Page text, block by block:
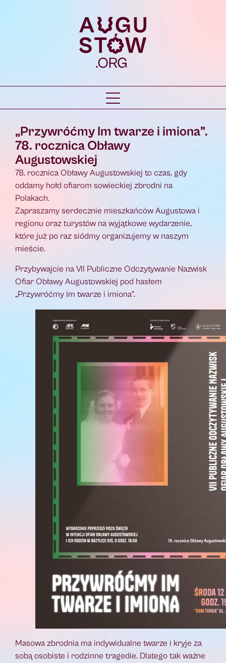
„Przywróćmy Im twarze i imiona”.
78. rocznica Obławy
Augustowskiej
78. rocznica Obławy Augustowskiej to czas, gdy
oddamy hołd ofiarom sowieckiej zbrodni na
Polakach.
Zapraszamy serdecznie mieszkańców Augustowa i
regionu oraz turystów na wyjątkowe wydarzenie,
które już po raz siódmy organizujemy w naszym
mieście.
Przybywajcie na VII Publiczne Odczytywanie Nazwisk
Ofiar Obławy Augustowskiej pod hasłem
„Przywróćmy Im twarze i imiona”.
Masowa zbrodnia ma indywidualne twarze i kryje za
sobą osobiste i rodzinne tragedie. Dlatego tak ważne